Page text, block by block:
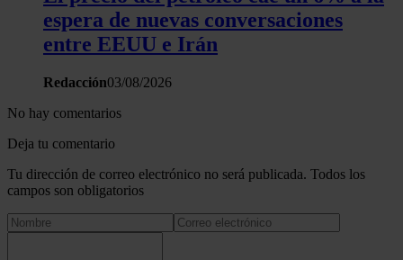
espera de nuevas conversaciones
entre EEUU e Irán
Redacción03/08/2026
No hay comentarios
Deja tu comentario
Tu dirección de correo electrónico no será publicada. Todos los
campos son obligatorios